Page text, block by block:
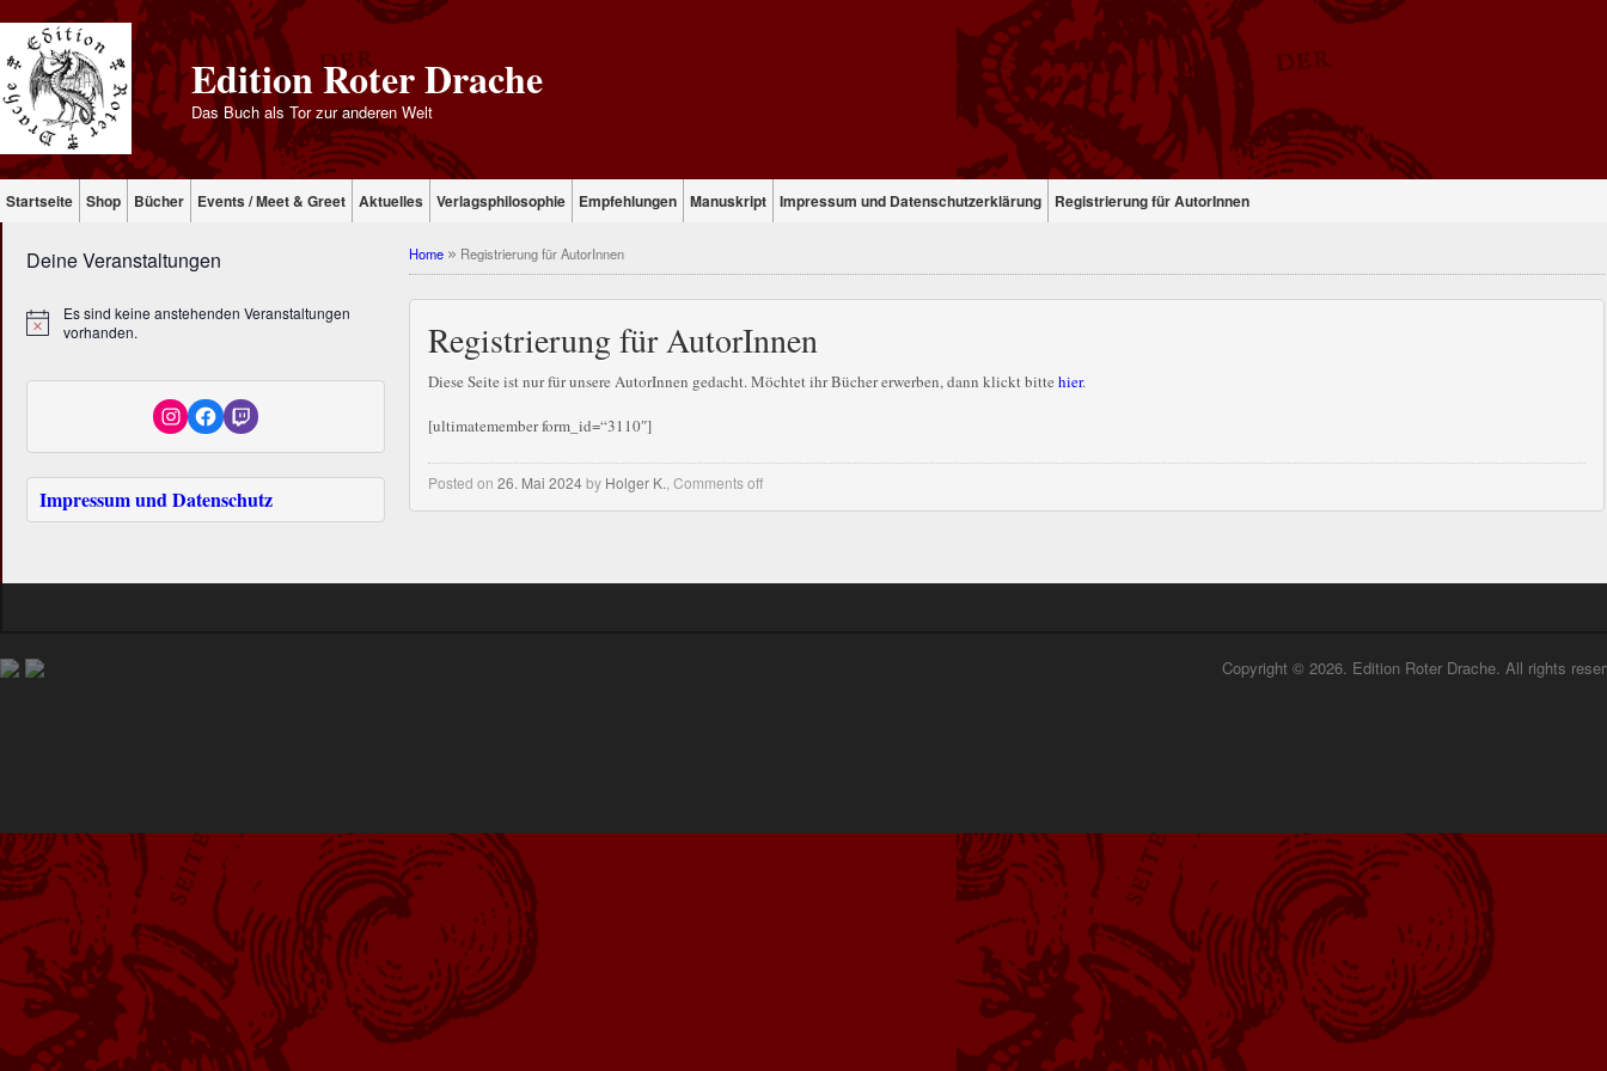
Edition Roter Drache
Das Buch als Tor zur anderen Welt
Startseite Shop Bücher Events / Meet & Greet Aktuelles Verlagsphilosophie Empfehlungen Manuskript Impressum und Datenschutzerklärung Registrierung für AutorInnen
Deine Veranstaltungen
Es sind keine anstehenden Veranstaltungen
vorhanden.
Impressum und Datenschutz
Home » Registrierung für AutorInnen
Registrierung für AutorInnen
Diese Seite ist nur für unsere AutorInnen gedacht. Möchtet ihr Bücher erwerben, dann klickt bitte hier.
[ultimatemember form_id=“3110″]
Posted on 26. Mai 2024by Holger K. Comments off
Copyright © 2026. Edition Roter Drache. All rights